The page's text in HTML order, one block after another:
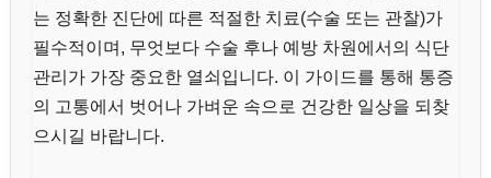
는 정확한 진단에 따른 적절한 치료(수술 또는 관찰)가
필수적이며, 무엇보다 수술 후나 예방 차원에서의 식단
관리가 가장 중요한 열쇠입니다. 이 가이드를 통해 통증
의 고통에서 벗어나 가벼운 속으로 건강한 일상을 되찾
으시길 바랍니다.